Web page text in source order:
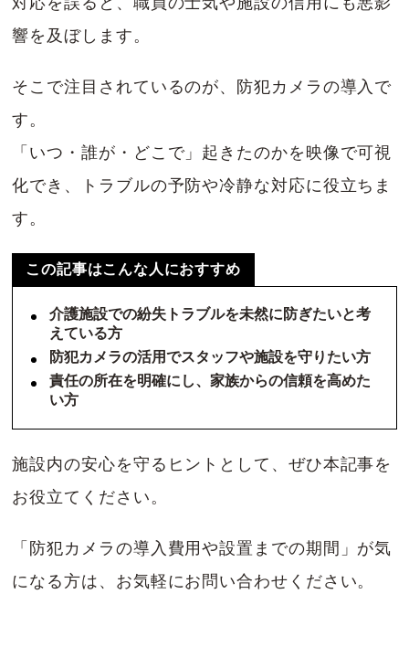
響を及ぼします。
そこで注目されているのが、防犯カメラの導入で
す。
「いつ・誰が・どこで」起きたのかを映像で可視
化でき、トラブルの予防や冷静な対応に役立ちま
す。
この記事はこんな人におすすめ
介護施設での紛失トラブルを未然に防ぎたいと考
えている方
防犯カメラの活用でスタッフや施設を守りたい方
責任の所在を明確にし、家族からの信頼を高めた
い方
施設内の安心を守るヒントとして、ぜひ本記事を
お役立てください。
「防犯カメラの導入費用や設置までの期間」が気
になる方は、お気軽にお問い合わせください。